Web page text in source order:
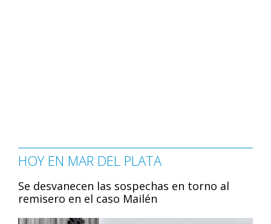
HOY EN MAR DEL PLATA
Se desvanecen las sospechas en torno al
remisero en el caso Mailén